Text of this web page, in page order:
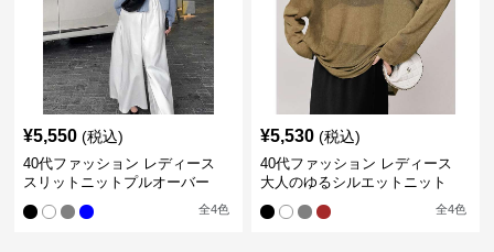
¥5,550 (税込)
40代ファッション レディース
スリットニットプルオーバー
全4色
¥5,530 (税込)
40代ファッション レディース
大人のゆるシルエットニット
全4色